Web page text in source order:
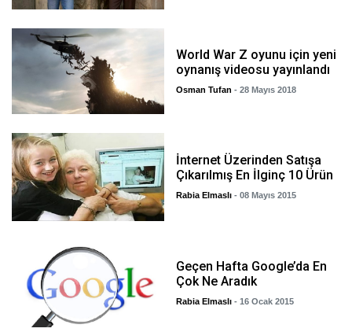
World War Z oyunu için yeni
oynanış videosu yayınlandı
Osman Tufan - 28 Mayıs 2018
İnternet Üzerinden Satışa
Çıkarılmış En İlginç 10 Ürün
Rabia Elmaslı - 08 Mayıs 2015
Geçen Hafta Google’da En
Çok Ne Aradık
Rabia Elmaslı - 16 Ocak 2015